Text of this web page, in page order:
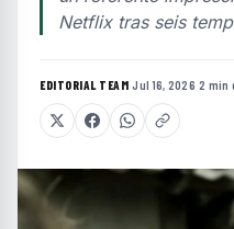
Netflix tras seis
EDITORIAL TEAM·Jul 16, 2026·2 min